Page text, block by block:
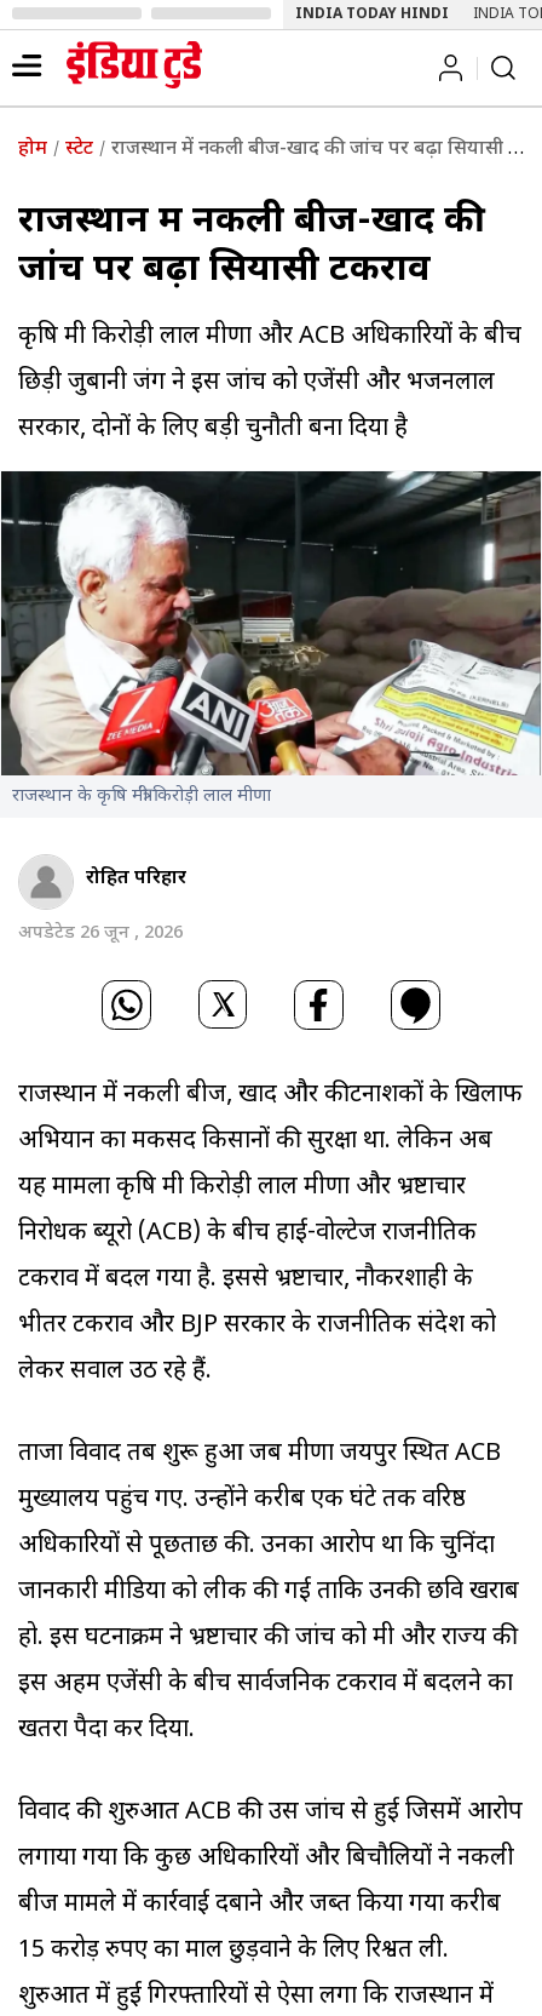
INDIA TODAY HINDI INDIA
होम स्टेट राजस्थान में नकली बीज-खाद की जांच पर बढ़ा सियासी टकराव
राजस्थान में नकली बीज-खाद की
जांच पर बढ़ा सियासी टकराव
कृषि मंत्री किरोड़ी लाल मीणा और ACB अधिकारियों के बीच
छिड़ी जुबानी जंग ने इस जांच को एजेंसी और भजनलाल
सरकार, दोनों के लिए बड़ी चुनौती बना दिया है
राजस्थान के कृषि मंत्री किरोड़ी लाल मीणा
रोहित परिहार
अपडेटेड 26 जून , 2026
राजस्थान में नकली बीज, खाद और कीटनाशकों के खिलाफ
अभियान का मकसद किसानों की सुरक्षा था. लेकिन अब
यह मामला कृषि मंत्री किरोड़ी लाल मीणा और भ्रष्टाचार
निरोधक ब्यूरो (ACB) के बीच हाई-वोल्टेज राजनीतिक
टकराव में बदल गया है. इससे भ्रष्टाचार, नौकरशाही के
भीतर टकराव और BJP सरकार के राजनीतिक संदेश को
लेकर सवाल उठ रहे हैं.
ताजा विवाद तब शुरू हुआ जब मीणा जयपुर स्थित ACB
मुख्यालय पहुंच गए. उन्होंने करीब एक घंटे तक वरिष्ठ
अधिकारियों से पूछताछ की. उनका आरोप था कि चुनिंदा
जानकारी मीडिया को लीक की गई ताकि उनकी छवि खराब
हो. इस घटनाक्रम ने भ्रष्टाचार की जांच को मंत्री और राज्य की
इस अहम एजेंसी के बीच सार्वजनिक टकराव में बदलने का
खतरा पैदा कर दिया.
विवाद की शुरुआत ACB की उस जांच से हुई जिसमें आरोप
लगाया गया कि कुछ अधिकारियों और बिचौलियों ने नकली
बीज मामले में कार्रवाई दबाने और जब्त किया गया करीब
15 करोड़ रुपए का माल छुड़वाने के लिए रिश्वत ली.
शुरुआत में हुई गिरफ्तारियों से ऐसा लगा कि राजस्थान में